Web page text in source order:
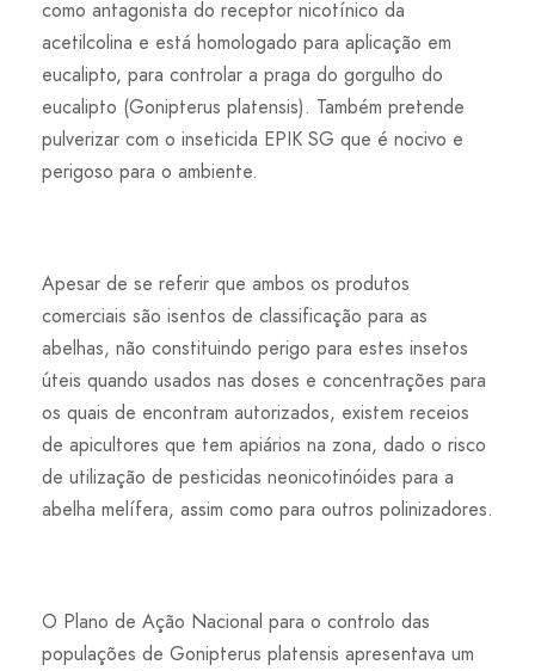
como antagonista do receptor nicotínico da
acetilcolina e está homologado para aplicação em
eucalipto, para controlar a praga do gorgulho do
eucalipto (Gonipterus platensis). Também pretende
pulverizar com o inseticida EPIK SG que é nocivo e
perigoso para o ambiente.
Apesar de se referir que ambos os produtos
comerciais são isentos de classificação para as
abelhas, não constituindo perigo para estes insetos
úteis quando usados nas doses e concentrações para
os quais de encontram autorizados, existem receios
de apicultores que tem apiários na zona, dado o risco
de utilização de pesticidas neonicotinóides para a
abelha melífera, assim como para outros polinizadores.
O Plano de Ação Nacional para o controlo das
populações de Gonipterus platensis apresentava um